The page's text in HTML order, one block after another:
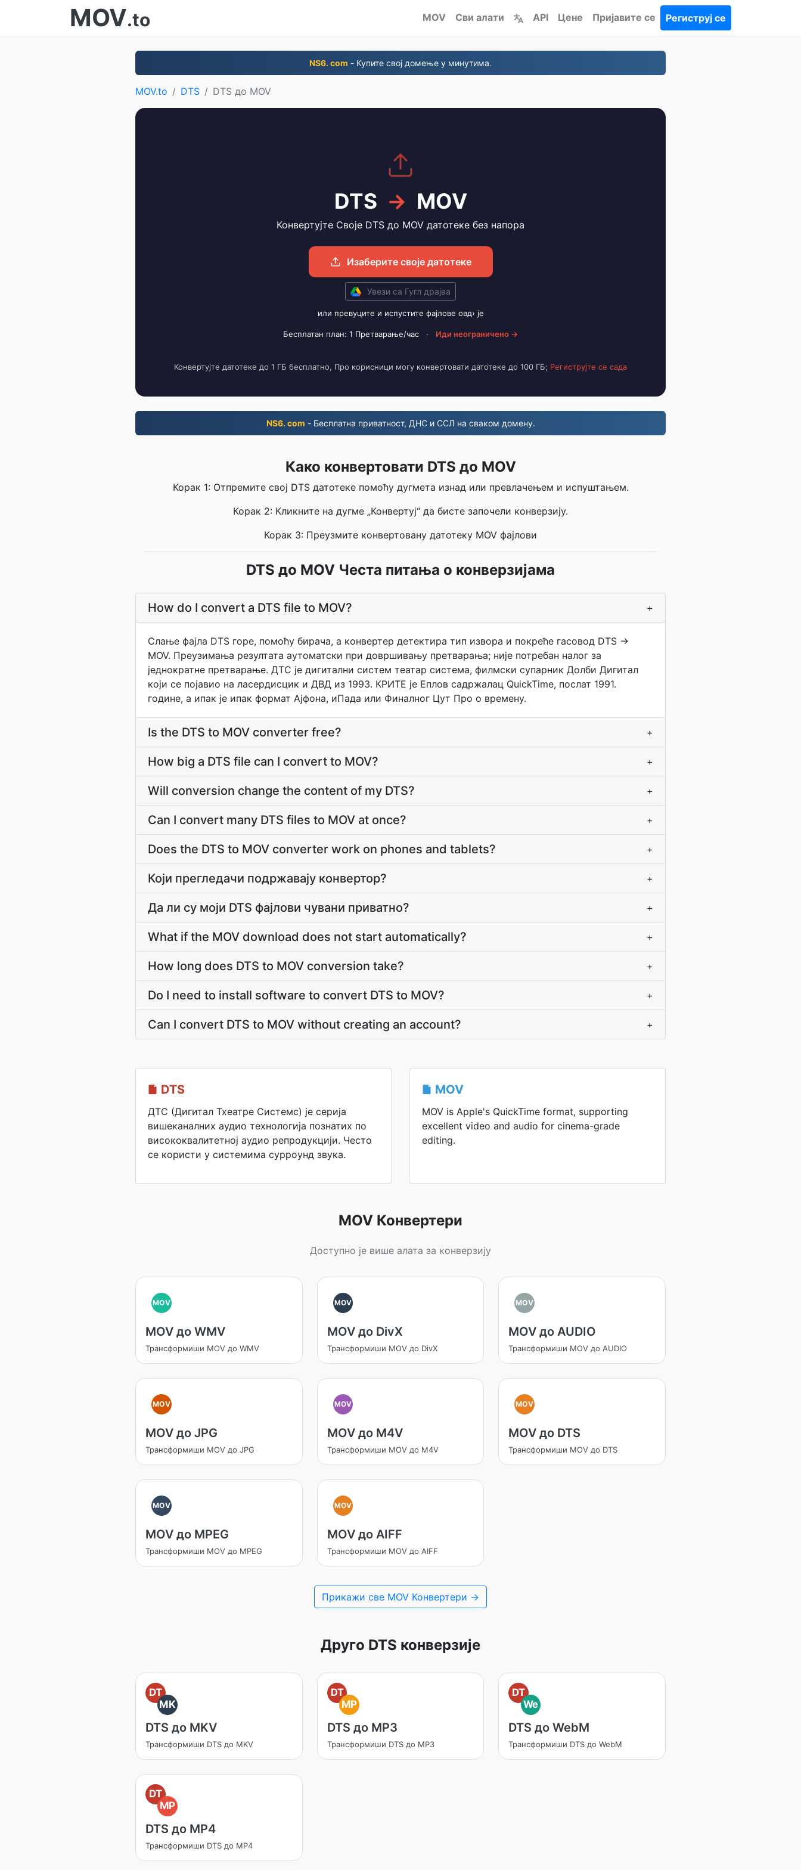
MOV.to MOV Сви алати API Цене Пријавите се Региструј се
NS6. com - Купите свој домење у минутима.
MOV.to DTS DTS до MOV
DTS → MOV
Конвертујте Своје DTS до MOV датотеке без напора
Изаберите своје датотеке
Увези са Гугл драјва
или превуците и испустите фајлове овд› је
Бесплатан план: 1 Претварање/час · Иди неограничено →
Конвертујте датотеке до 1 ГБ бесплатно, Про корисници могу конвертовати датотеке до 100 ГБ; Региструјте се сада
NS6. com - Бесплатна приватност, ДНС и ССЛ на сваком домену.
Како конвертовати DTS до MOV
Корак 1: Отпремите свој DTS датотеке помоћу дугмета изнад или превлачењем и испуштањем.
Корак 2: Кликните на дугме „Конвертуј“ да бисте започели конверзију.
Корак 3: Преузмите конвертовану датотеку MOV фајлови
DTS до MOV Честа питања о конверзијама
How do I convert a DTS file to MOV? +
Слање фајла DTS горе, помоћу бирача, а конвертер детектира тип извора и покреће гасовод DTS →
MOV. Преузимања резултата аутоматски при довршивању претварања; није потребан налог за
једнократне претварање. ДТС је дигитални систем театар система, филмски супарник Долби Дигитал
који се појавио на ласердисцик и ДВД из 1993. КРИТЕ је Еплов садржалац QuickTime, послат 1991.
године, а ипак је ипак формат Ајфона, иПада или Финалног Цут Про о времену.
Is the DTS to MOV converter free? +
How big a DTS file can I convert to MOV? +
Will conversion change the content of my DTS? +
Can I convert many DTS files to MOV at once? +
Does the DTS to MOV converter work on phones and tablets? +
Који прегледачи подржавају конвертор? +
Да ли су моји DTS фајлови чувани приватно? +
What if the MOV download does not start automatically? +
How long does DTS to MOV conversion take? +
Do I need to install software to convert DTS to MOV? +
Can I convert DTS to MOV without creating an account? +
DTS
ДТС (Дигитал Тхеатре Системс) је серија
вишеканалних аудио технологија познатих по
висококвалитетној аудио репродукцији. Често
се користи у системима сурроунд звука.
MOV
MOV is Apple's QuickTime format, supporting
excellent video and audio for cinema-grade
editing.
MOV Конвертери
Доступно је више алата за конверзију
MOV
MOV до WMV
Трансформиши MOV до WMV
MOV
MOV до DivX
Трансформиши MOV до DivX
MOV
MOV до AUDIO
Трансформиши MOV до AUDIO
MOV
MOV до JPG
Трансформиши MOV до JPG
MOV
MOV до M4V
Трансформиши MOV до M4V
MOV
MOV до DTS
Трансформиши MOV до DTS
MOV
MOV до MPEG
Трансформиши MOV до MPEG
MOV
MOV до AIFF
Трансформиши MOV до AIFF
Прикажи све MOV Конвертери →
Друго DTS конверзије
DT
MK
DTS до MKV
Трансформиши DTS до MKV
DT
MP
DTS до MP3
Трансформиши DTS до MP3
DT
We
DTS до WebM
Трансформиши DTS до WebM
DT
MP
DTS до MP4
Трансформиши DTS до MP4